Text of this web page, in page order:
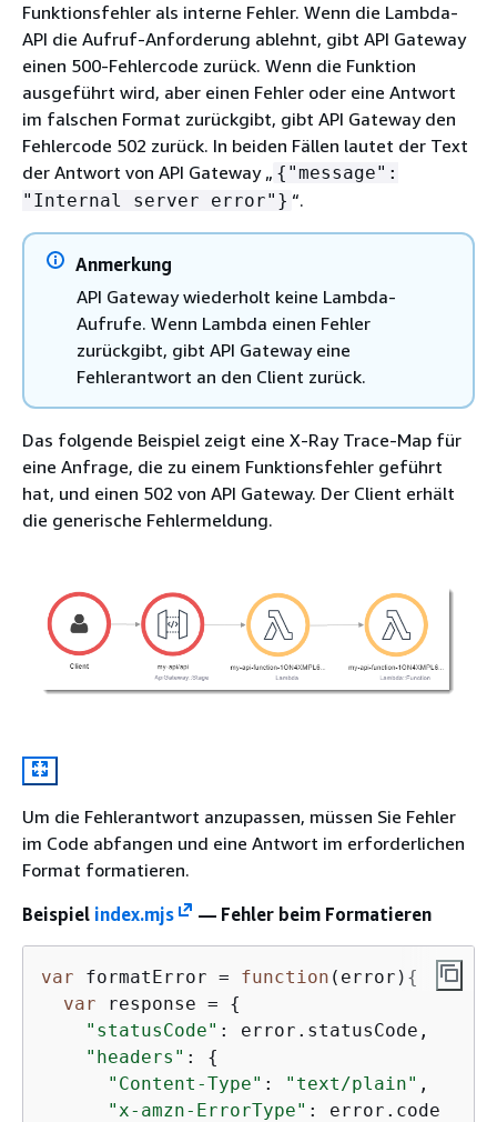
Funktionsfehler als interne Fehler. Wenn die Lambda-
API die Aufruf-Anforderung ablehnt, gibt API Gateway
einen 500-Fehlercode zurück. Wenn die Funktion
ausgeführt wird, aber einen Fehler oder eine Antwort
im falschen Format zurückgibt, gibt API Gateway den
Fehlercode 502 zurück. In beiden Fällen lautet der Text
der Antwort von API Gateway „ { "message":
"Internal server error"} “.
Anmerkung
API Gateway wiederholt keine Lambda-
Aufrufe. Wenn Lambda einen Fehler
zurückgibt, gibt API Gateway eine
Fehlerantwort an den Client zurück.
Das folgende Beispiel zeigt eine X-Ray Trace-Map für
eine Anfrage, die zu einem Funktionsfehler geführt
hat, und einen 502 von API Gateway. Der Client erhält
die generische Fehlermeldung.
Um die Fehlerantwort anzupassen, müssen Sie Fehler
im Code abfangen und eine Antwort im erforderlichen
Format formatieren.
Beispiel index.mjs — Fehler beim Formatieren
var formatError = function ( error ) {
var response = {
"statusCode" : error.statusCode,
"headers" : {
"Content-Type" : "text/plain" ,
"x-amzn-ErrorType" : error.code